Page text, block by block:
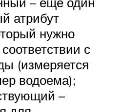
атрибут
нужно
с
(измеряется
водоема);
–